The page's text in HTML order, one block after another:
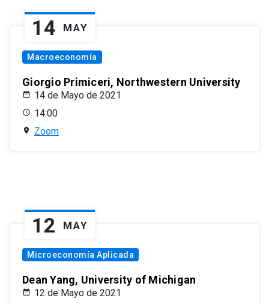
14 MAY
Macroeconomía
Giorgio Primiceri, Northwestern University
14 de Mayo de 2021
14:00
Zoom
12 MAY
Microeconomía Aplicada
Dean Yang, University of Michigan
12 de Mayo de 2021